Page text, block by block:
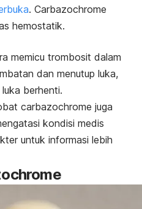
. Carbazochrome
hemostatik.
memicu trombosit dalam
dan menutup luka,
berhenti.
carbazochrome juga
kondisi medis
untuk informasi lebih